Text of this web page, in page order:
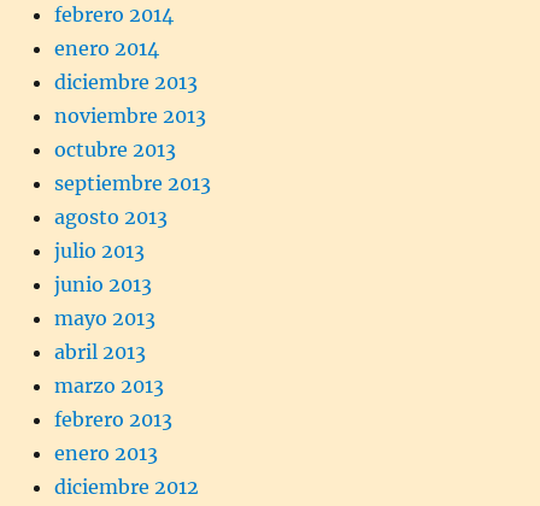
febrero 2014
enero 2014
diciembre 2013
noviembre 2013
octubre 2013
septiembre 2013
agosto 2013
julio 2013
junio 2013
mayo 2013
abril 2013
marzo 2013
febrero 2013
enero 2013
diciembre 2012